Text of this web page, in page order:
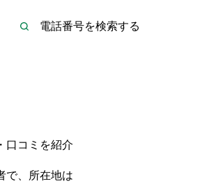
口コミを紹介
で、所在地は